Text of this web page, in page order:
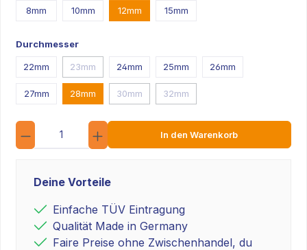
8mm 10mm 12mm 15mm
Durchmesser
22mm 23mm 24mm 25mm 26mm
27mm 28mm 30mm 32mm
Anzahl
In den Warenkorb
Deine Vorteile
Einfache TÜV Eintragung
Qualität Made in Germany
Faire Preise ohne Zwischenhandel, du